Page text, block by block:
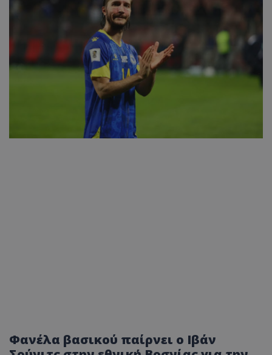
Φανέλα βασικού παίρνει ο Ιβάν